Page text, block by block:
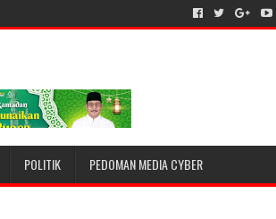
POLITIK PEDOMAN MEDIA CYBER